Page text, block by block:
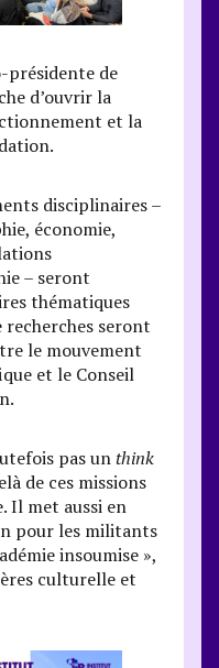
présidente de
d’ouvrir la
et la
disciplinaires –
économie,
– seront
thématiques
recherches seront
le mouvement
et le Conseil
pas unthink
de ces missions
Il met aussi en
pour les militants
insoumise »,
culturelle et